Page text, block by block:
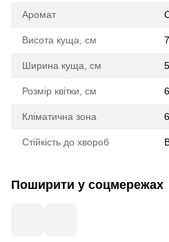
Аромат
Висота куща, см
Ширина куща, см
Розмір квітки, см
Кліматична зона 6
Стійкість до хвороб
Поширити у соцмережах